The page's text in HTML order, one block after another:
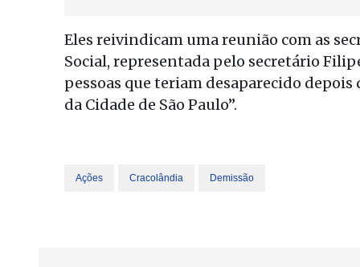
Eles reivindicam uma reunião com as
Social, representada pelo secretário
pessoas que teriam desaparecido
da Cidade de São Paulo”.
Ações Cracolândia Demissão